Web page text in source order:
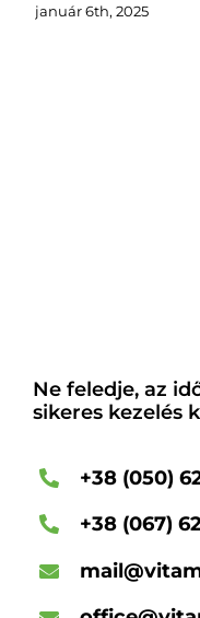
január 6th, 2025
Ne feledje, az
sikeres kezelés
+38 (050)
+38 (067)